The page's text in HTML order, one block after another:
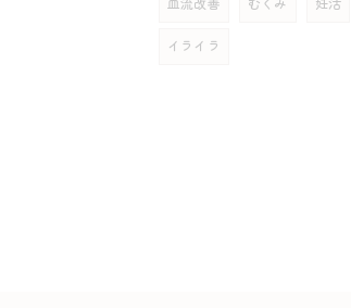
血流改善 むくみ 妊活
イライラ